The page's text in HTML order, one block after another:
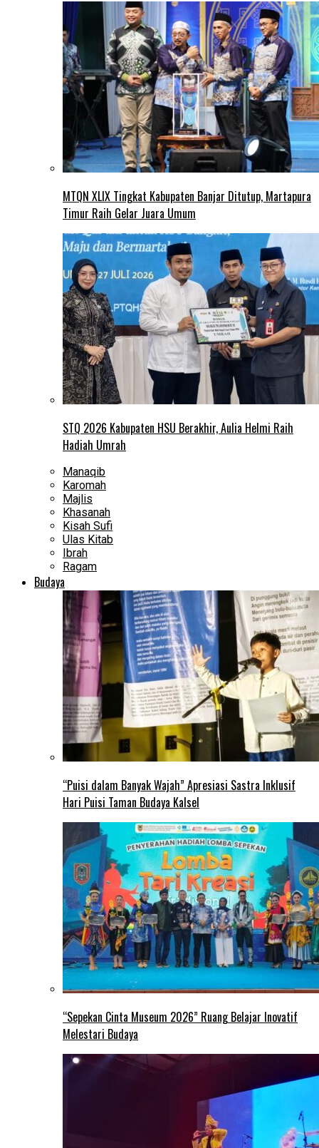
MTQN XLIX Tingkat Kabupaten Banjar Ditutup, Martapura
Timur Raih Gelar Juara Umum
STQ 2026 Kabupaten HSU Berakhir, Aulia Helmi Raih
Hadiah Umrah
Manaqib
Karomah
Majlis
Khasanah
Kisah Sufi
Ulas Kitab
Ibrah
Ragam
Budaya
“Puisi dalam Banyak Wajah” Apresiasi Sastra Inklusif
Hari Puisi Taman Budaya Kalsel
“Sepekan Cinta Museum 2026” Ruang Belajar Inovatif
Melestari Budaya